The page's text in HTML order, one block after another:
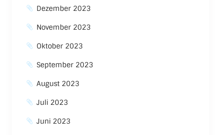
Dezember 2023
November 2023
Oktober 2023
September 2023
August 2023
Juli 2023
Juni 2023